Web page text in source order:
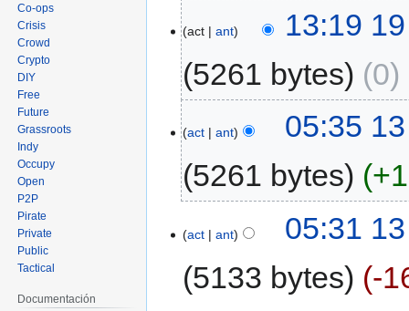
act ant
13:19
5261 bytes
0
act ant
05:35
5261 bytes
act ant
05:31
5133 bytes
-
Co-ops
Crisis
Crowd
Crypto
DIY
Free
Future
Grassroots
Indy
Occupy
Open
P2P
Pirate
Private
Public
Tactical
Documentación